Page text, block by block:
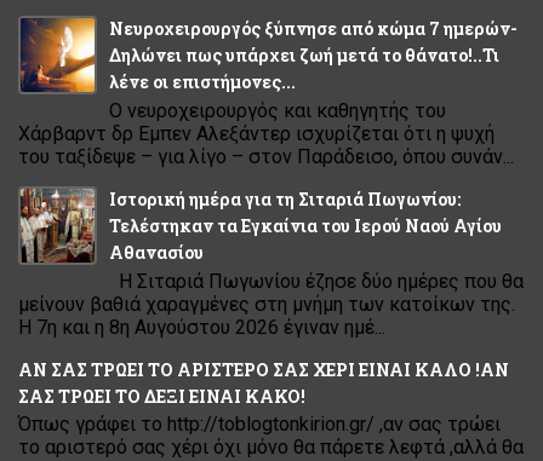
Νευροχειρουργός ξύπνησε από κώμα 7 ημερών-
Δηλώνει πως υπάρχει ζωή μετά το θάνατο!..Τι
λένε οι επιστήμονες...
Ο νευροχειρουργός και καθηγητής του
Χάρβαρντ δρ Εμπεν Αλεξάντερ ισχυρίζεται ότι η ψυχή
του ταξίδεψε – για λίγο – στον Παράδεισο, όπου συνάν...
Ιστορική ημέρα για τη Σιταριά Πωγωνίου:
Τελέστηκαν τα Εγκαίνια του Ιερού Ναού Αγίου
Αθανασίου
Η Σιταριά Πωγωνίου έζησε δύο ημέρες που θα
μείνουν βαθιά χαραγμένες στη μνήμη των κατοίκων της.
Η 7η και η 8η Αυγούστου 2026 έγιναν ημέ...
ΑΝ ΣΑΣ ΤΡΩΕΙ ΤΟ ΑΡΙΣΤΕΡΟ ΣΑΣ ΧΕΡΙ ΕΙΝΑΙ ΚΑΛΟ !ΑΝ
ΣΑΣ ΤΡΩΕΙ ΤΟ ΔΕΞΙ ΕΙΝΑΙ ΚΑΚΟ!
Όπως γράφει το http://toblogtonkirion.gr/ ,αν σας τρώει
το αριστερό σας χέρι όχι μόνο θα πάρετε λεφτά ,αλλά θα